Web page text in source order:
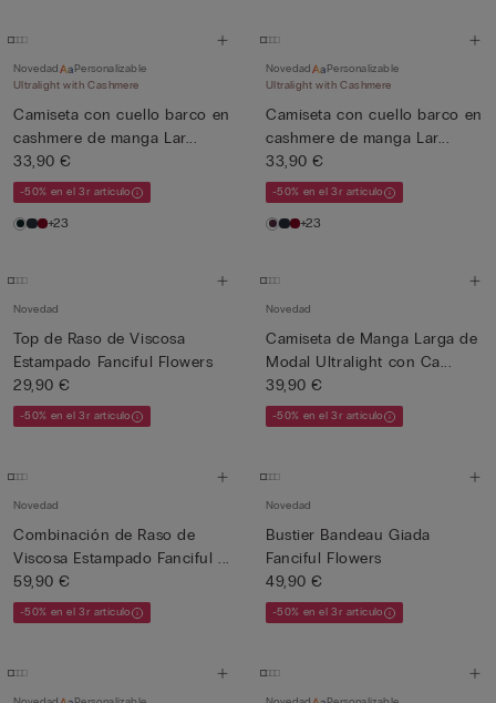
Novedad
Personalizable
Ultralight with Cashmere
Camiseta con cuello barco en
cashmere de manga Lar...
33,90 €
-50% en el 3r artículo
+23
Novedad
Personalizable
Ultralight with Cashmere
Camiseta con cuello barco en
cashmere de manga Lar...
33,90 €
-50% en el 3r artículo
+23
Novedad
Top de Raso de Viscosa
Estampado Fanciful Flowers
29,90 €
-50% en el 3r artículo
Novedad
Camiseta de Manga Larga de
Modal Ultralight con Ca...
39,90 €
-50% en el 3r artículo
Novedad
Combinación de Raso de
Viscosa Estampado Fanciful ...
59,90 €
-50% en el 3r artículo
Novedad
Bustier Bandeau Giada
Fanciful Flowers
49,90 €
-50% en el 3r artículo